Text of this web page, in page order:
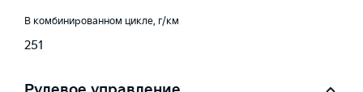
В комбинированном цикле, г/км
251